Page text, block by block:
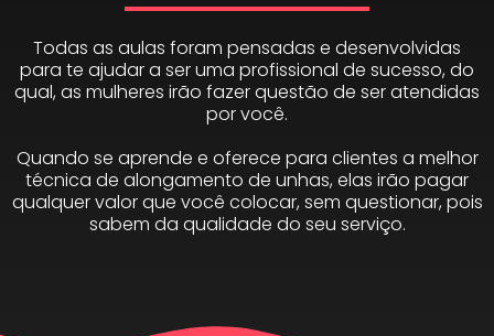
Todas as aulas foram pensadas e desenvolvidas
para te ajudar a ser uma profissional de sucesso, do
qual, as mulheres irão fazer questão de ser atendidas
por você.
Quando se aprende e oferece para clientes a melhor
técnica de alongamento de unhas, elas irão pagar
qualquer valor que você colocar, sem questionar, pois
sabem da qualidade do seu serviço.